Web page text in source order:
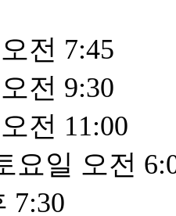
전 7:45
전 9:30
전 11:00
요일 오전
7:30